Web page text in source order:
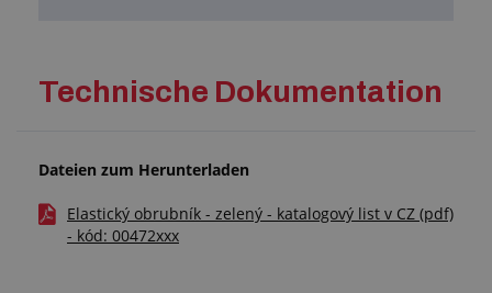
Technische Dokumentation
Dateien zum Herunterladen
Elastický obrubník - zelený - katalogový list v CZ (pdf)
- kód: 00472xxx